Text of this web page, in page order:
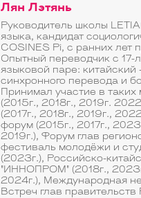
Лян Лэтянь
Руководитель школы
языка, кандидат
COSINES Pi, с ранних лет
Опытный переводчик с
языковой паре: китайский
синхронного перевода и
Принимал участие в
(2015г., 2018г., 2019г.
(2017г., 2018г., 2019г.,
форум (2015г., 2017г.,
2019г.), Форум глав
фестиваль молодёжи и
(2023г.), Российско-
"ИННОПРОМ" (2018г.,
2024г.), Международная
Встреч глав